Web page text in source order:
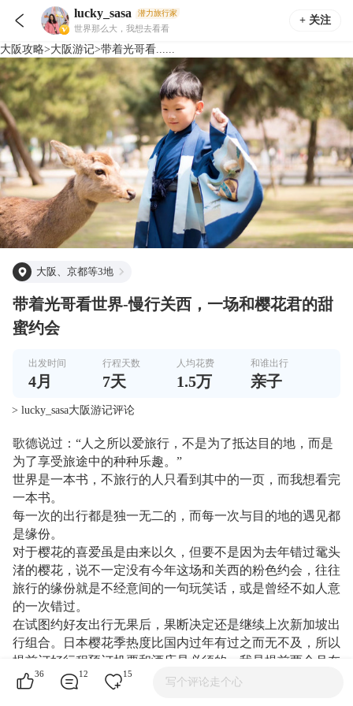
 lucky_sasa 潜力旅行家
世界那么大，我想去看看
+ 关注
大阪攻略>大阪游记>带着光哥看......
大阪、京都等3地
带着光哥看世界-慢行关西，一场和樱花君的甜
蜜约会
出发时间
4月
行程天数
7天
人均花费
1.5万
和谁出行
亲子
> lucky_sasa大阪游记评论
歌德说过：“人之所以爱旅行，不是为了抵达目的地，而是
为了享受旅途中的种种乐趣。”
世界是一本书，不旅行的人只看到其中的一页，而我想看完
一本书。
每一次的出行都是独一无二的，而每一次与目的地的遇见都
是缘份。
对于樱花的喜爱虽是由来以久，但要不是因为去年错过鼋头
渚的樱花，说不一定没有今年这场和关西的粉色约会，往往
旅行的缘份就是不经意间的一句玩笑话，或是曾经不如人意
的一次错过。
在试图约好友出行无果后，果断决定还是继续上次新加坡出
行组合。日本樱花季热度比国内过年有过之而无不及，所以
提前订好行程预订机票和酒店是必须的。我是提前两个月在
携程上下的单，不算晚但也不早，如果想要体验一些比较有
36 12 15
写个评论走个心